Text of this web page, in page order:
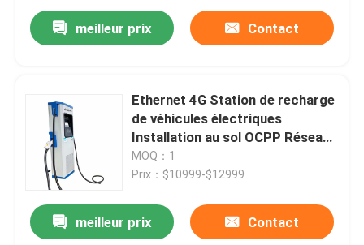
À la maison
meilleur prix Contact
Ethernet 4G Station de recharge
de véhicules électriques
Installation au sol OCPP Réseau
Énergie électrique Niveau 2 3
MOQ：1
Prix：$10999-$12999
meilleur prix Contact